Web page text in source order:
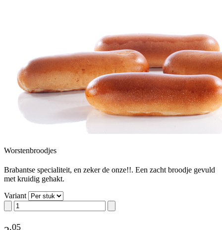
Worstenbroodjes
Brabantse specialiteit, en zeker de onze!!. Een zacht broodje gevuld
met kruidig gehakt.
Variant
,05